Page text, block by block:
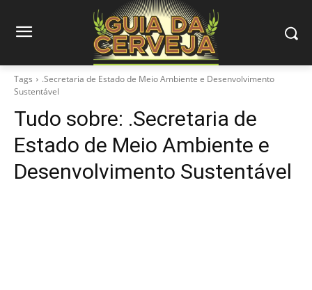
Tags
.Secretaria de Estado de Meio Ambiente e Desenvolvimento
Sustentável
Tudo sobre: .Secretaria de
Estado de Meio Ambiente e
Desenvolvimento Sustentável